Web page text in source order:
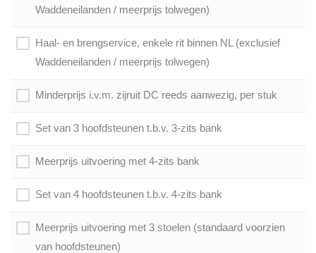
Waddeneilanden / meerprijs tolwegen)
Haal- en brengservice, enkele rit binnen NL (exclusief
Waddeneilanden / meerprijs tolwegen)
Minderprijs i.v.m. zijruit DC reeds aanwezig, per stuk
Set van 3 hoofdsteunen t.b.v. 3-zits bank
Meerprijs uitvoering met 4-zits bank
Set van 4 hoofdsteunen t.b.v. 4-zits bank
Meerprijs uitvoering met 3 stoelen (standaard voorzien
van hoofdsteunen)